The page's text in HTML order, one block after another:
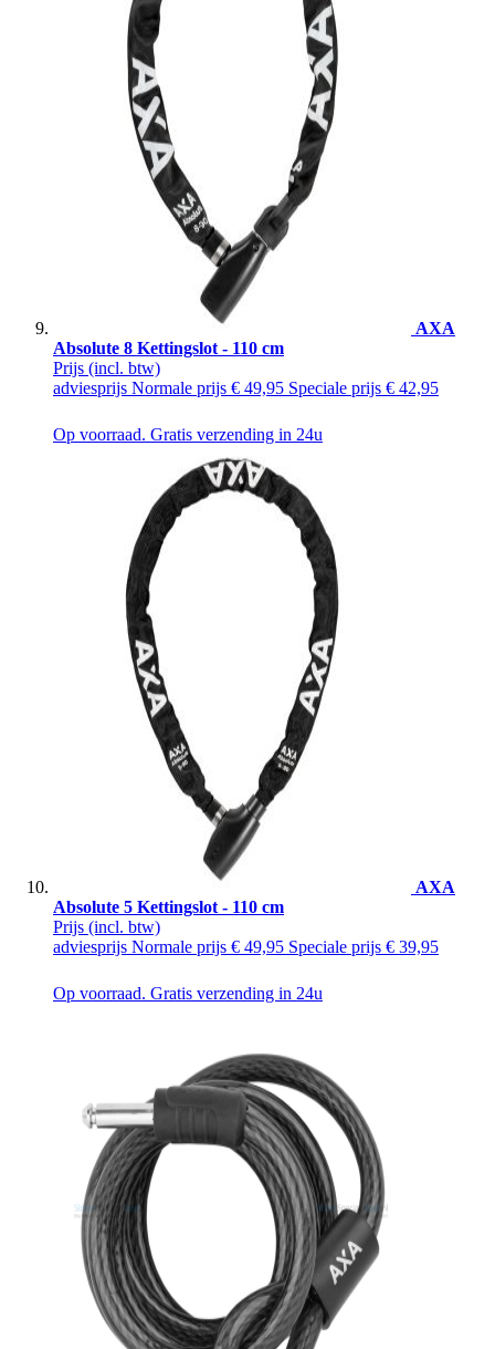
AXA
Absolute 8 Kettingslot - 110 cm
Prijs (incl. btw)
adviesprijs Normale prijs € 49,95 Speciale prijs € 42,95
Op voorraad. Gratis verzending in 24u
AXA
Absolute 5 Kettingslot - 110 cm
Prijs (incl. btw)
adviesprijs Normale prijs € 49,95 Speciale prijs € 39,95
Op voorraad. Gratis verzending in 24u